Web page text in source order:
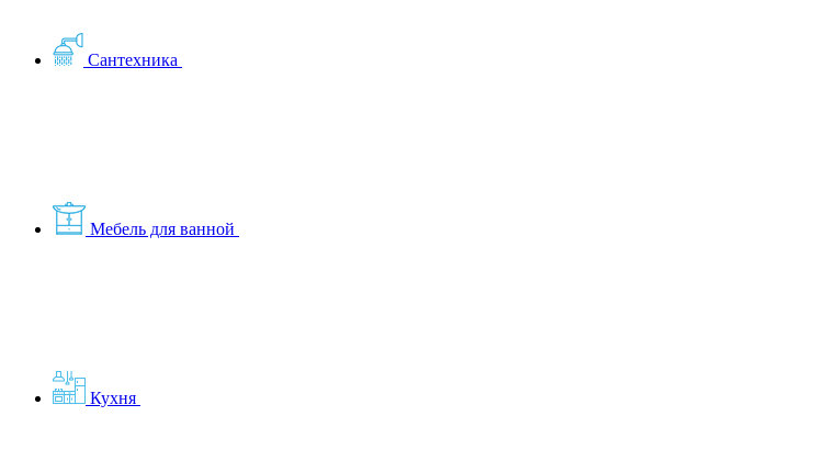
Сантехника
Мебель для ванной
Кухня